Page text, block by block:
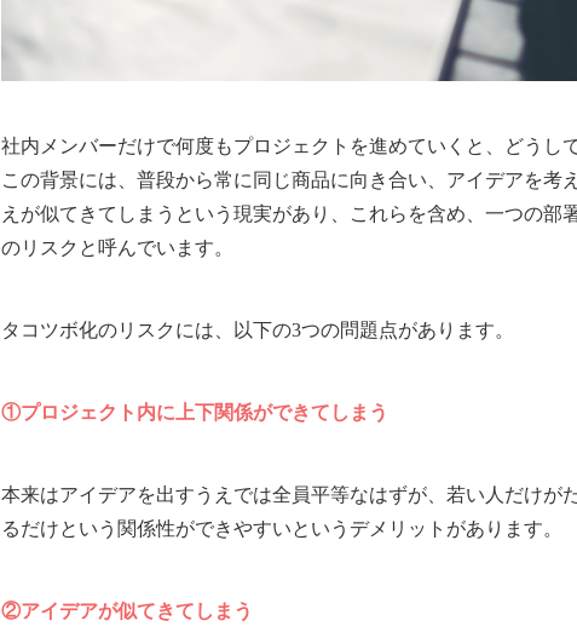
社内メンバーだけで何度もプロジェクトを進めていくと、どうし
この背景には、普段から常に同じ商品に向き合い、アイデアを考
えが似てきてしまうという現実があり、これらを含め、一つの部
のリスクと呼んでいます。
タコツボ化のリスクには、以下の3つの問題点があります。
①プロジェクト内に上下関係ができてしまう
本来はアイデアを出すうえでは全員平等なはずが、若い人だけが
るだけという関係性ができやすいというデメリットがあります。
②アイデアが似てきてしまう